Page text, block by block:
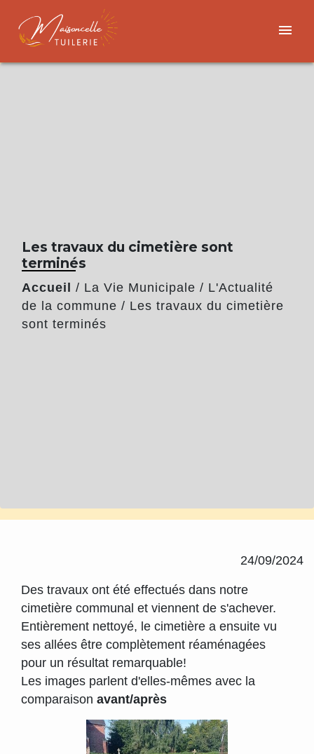
menu
Les travaux du cimetière sont
terminés
Accueil / La Vie Municipale / L'Actualité
de la commune / Les travaux du cimetière
sont terminés
24/09/2024
Des travaux ont été effectués dans notre
cimetière communal et viennent de s'achever.
Entièrement nettoyé, le cimetière a ensuite vu
ses allées être complètement réaménagées
pour un résultat remarquable!
Les images parlent d'elles-mêmes avec la
comparaison avant/après